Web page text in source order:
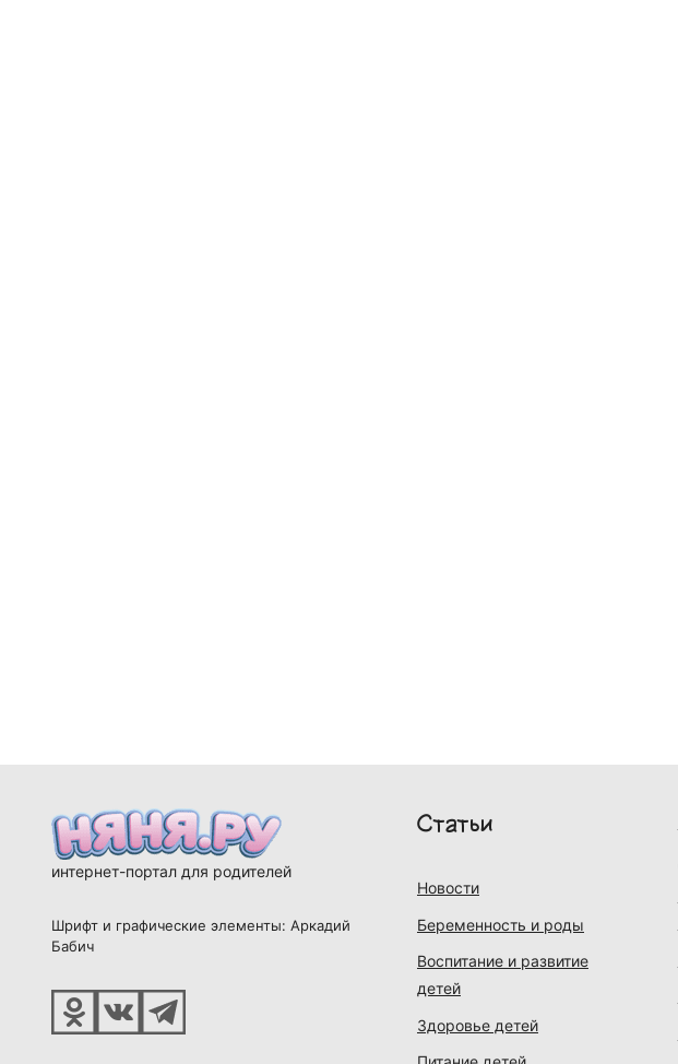
интернет-портал для родителей
Шрифт и графические элементы: Аркадий
Бабич
Статьи
Новости
Беременность и роды
Воспитание и развитие
детей
Здоровье детей